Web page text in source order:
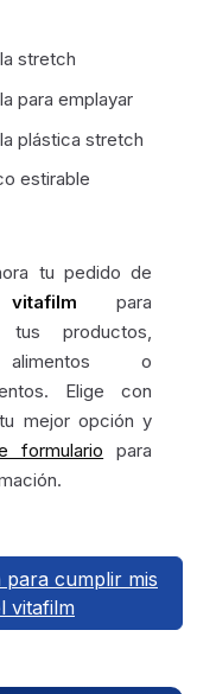
stretch
para emplayar
plástica stretch
estirable
tu pedido de
para
tus productos,
o
Elige con
mejor opción y
formulario para
para cumplir mis
vitafilm